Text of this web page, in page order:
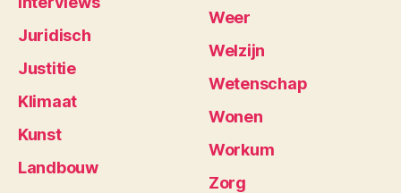
Juridisch
Justitie
Klimaat
Kunst
Landbouw
Weer
Welzijn
Wetenschap
Wonen
Workum
Zorg